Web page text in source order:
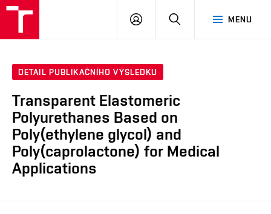
MENU
PŘIHLÁSIT
DETAIL PUBLIKAČNÍHO VÝSLEDKU
Transparent Elastomeric
Polyurethanes Based on
Poly(ethylene glycol) and
Poly(caprolactone) for Medical
Applications